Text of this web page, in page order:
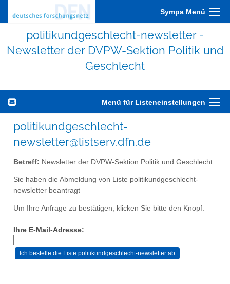
Sympa Menü
politikundgeschlecht-newsletter -
Newsletter der DVPW-Sektion Politik und
Geschlecht
Menü für Listeneinstellungen
politikundgeschlecht-
newsletter@listserv.dfn.de
Betreff: Newsletter der DVPW-Sektion Politik und Geschlecht
Sie haben die Abmeldung von Liste politikundgeschlecht-
newsletter beantragt
Um Ihre Anfrage zu bestätigen, klicken Sie bitte den Knopf:
Ihre E-Mail-Adresse: